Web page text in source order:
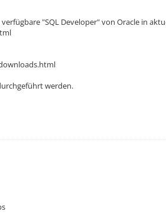
"SQL Developer" von Oracle in
werden.